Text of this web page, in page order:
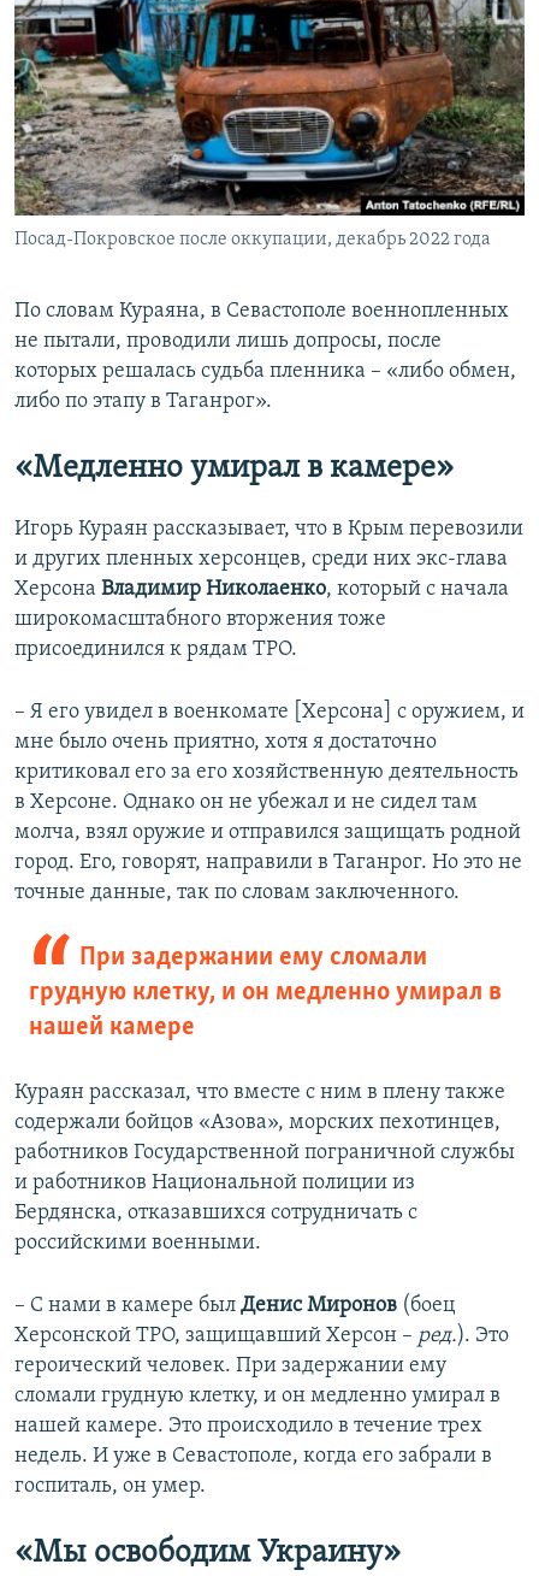
Посад-Покровское после оккупации, декабрь 2022 года
По словам Кураяна, в Севастополе военнопленных
не пытали, проводили лишь допросы, после
которых решалась судьба пленника – «либо обмен,
либо по этапу в Таганрог».
«Медленно умирал в камере»
Игорь Кураян рассказывает, что в Крым перевозили
и других пленных херсонцев, среди них экс-глава
Херсона Владимир Николаенко, который с начала
широкомасштабного вторжения тоже
присоединился к рядам ТРО.
– Я его увидел в военкомате [Херсона] с оружием, и
мне было очень приятно, хотя я достаточно
критиковал его за его хозяйственную деятельность
в Херсоне. Однако он не убежал и не сидел там
молча, взял оружие и отправился защищать родной
город. Его, говорят, направили в Таганрог. Но это не
точные данные, так по словам заключенного.
При задержании ему сломали
грудную клетку, и он медленно умирал в
нашей камере
Кураян рассказал, что вместе с ним в плену также
содержали бойцов «Азова», морских пехотинцев,
работников Государственной пограничной службы
и работников Национальной полиции из
Бердянска, отказавшихся сотрудничать с
российскими военными.
– С нами в камере был Денис Миронов (боец
Херсонской ТРО, защищавший Херсон – ред.). Это
героический человек. При задержании ему
сломали грудную клетку, и он медленно умирал в
нашей камере. Это происходило в течение трех
недель. И уже в Севастополе, когда его забрали в
госпиталь, он умер.
«Мы освободим Украину»